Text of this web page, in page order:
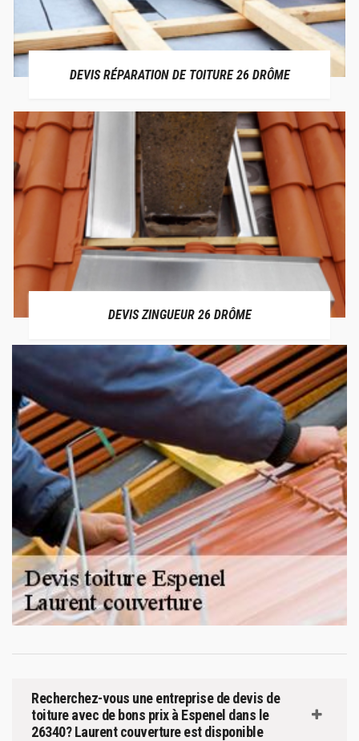
DEVIS RÉPARATION DE TOITURE 26 DRÔME
DEVIS ZINGUEUR 26 DRÔME
Recherchez-vous une entreprise de devis de
toiture avec de bons prix à Espenel dans le
26340? Laurent couverture est disponible